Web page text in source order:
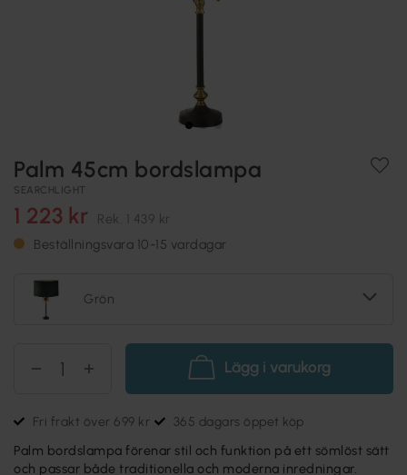
Palm 45cm bordslampa
SEARCHLIGHT
1 223 kr Rek. 1 439 kr
Beställningsvara 10-15 vardagar
Grön
Lägg i varukorg
Fri frakt över 699 kr 365 dagars öppet köp
Palm bordslampa förenar stil och funktion på ett sömlöst sätt
och passar både traditionella och moderna inredningar.